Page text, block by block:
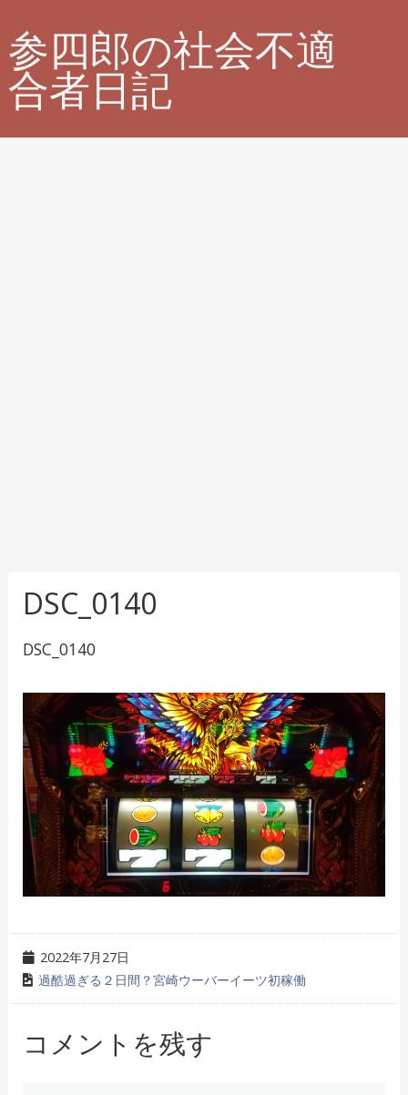
参四郎の社会不適
合者日記
DSC_0140
DSC_0140
2022年7月27日
過酷過ぎる２日間？宮崎ウーバーイーツ初稼働
コメントを残す